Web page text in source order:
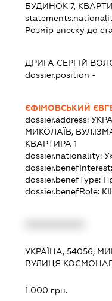
БУДИНОК 7,
Розмір внеску до
ДРИГА СЕРГІЙ
dossier.position -
ЄФІМОВСЬКИЙ
dossier.address:
МИКОЛАЇВ,
КВАРТИРА 1
dossier.nationality:
dossier.benefInterest:
dossier.benefType:
dossier.benefRole:
УКРАЇНА, 54056,
ВУЛИЦЯ
1 000 грн.